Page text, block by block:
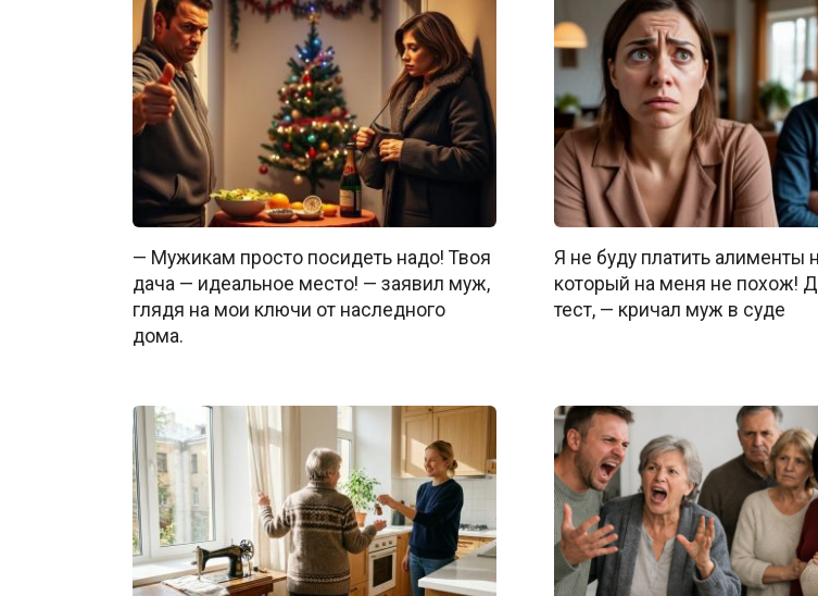
— Мужикам просто посидеть надо! Твоя
дача — идеальное место! — заявил муж,
глядя на мои ключи от наследного
дома.
Я не буду платить алименты
который на меня не похож!
тест, — кричал муж в суде